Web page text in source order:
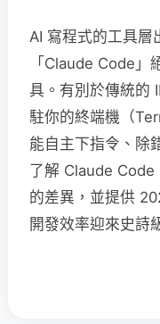
AI 寫程式的工具
「Claude Code」
具。有別於傳統的
駐你的終端機（
能自主下指令、除
了解 Claude
的差異，並提供
開發效率迎來史詩